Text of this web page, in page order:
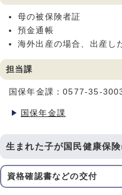
母の被保険者証
預金通帳
海外出産の場合、出産し
担当課
国保年金課：0577-35-
国保年金課
生まれた子が国民健康保
資格確認書などの交付